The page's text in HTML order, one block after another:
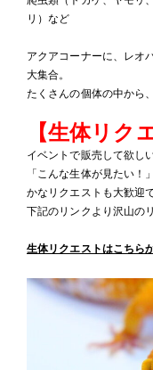
リ）など
アクアコーナーに、レオ
大集合。
たくさんの個体の中から
【生体リク
イベントで販売して欲し
「こんな生体が見たい
かなリクエストも大歓迎
下記のリンクより沢山の
生体リクエストはこちら